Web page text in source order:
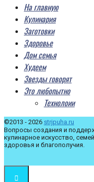
На главную
Кулинария
Заготовки
Здоровье
Дом семья
Худеем
Звезды говорят
Это любопытно
Технолоии
©2013 - 2026 strjpuha.ru
Вопросы создания и
кулинарное искусство,
здоровья и благополучия.